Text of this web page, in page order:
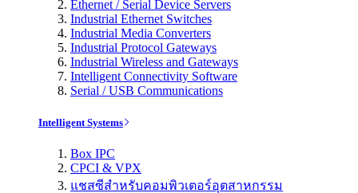
Ethernet / Serial Device Servers
Industrial Ethernet Switches
Industrial Media Converters
Industrial Protocol Gateways
Industrial Wireless and Gateways
Intelligent Connectivity Software
Serial / USB Communications
Intelligent Systems
Box IPC
CPCI & VPX
แชสซีสำหรับคอมพิวเตอร์อุตสาหกรรม